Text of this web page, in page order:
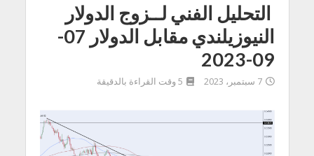
التحليل الفني لــزوج الدولار
النيوزيلندي مقابل الدولار 07-
09-2023
7 سبتمبر، 2023 5 وقت القراءة بالدقيقة